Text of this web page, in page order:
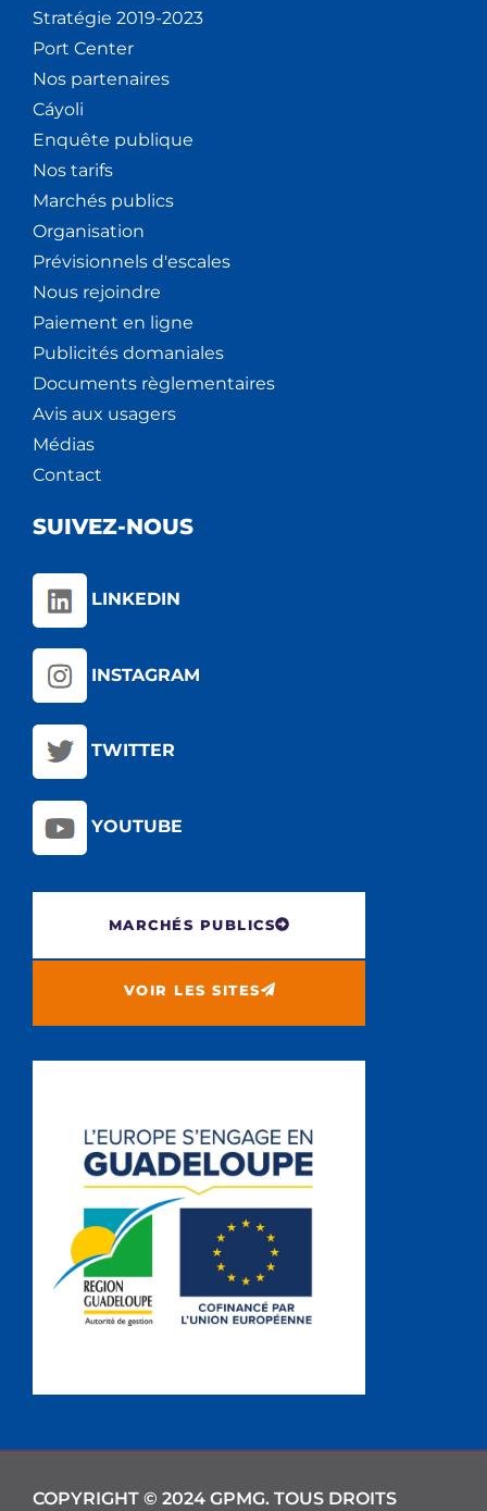
Stratégie 2019-2023
Port Center
Nos partenaires
Cáyoli
Enquête publique
Nos tarifs
Marchés publics
Organisation
Prévisionnels d'escales
Nous rejoindre
Paiement en ligne
Publicités domaniales
Documents règlementaires
Avis aux usagers
Médias
Contact
SUIVEZ-NOUS
LINKEDIN
INSTAGRAM
TWITTER
YOUTUBE
MARCHÉS PUBLICS
VOIR LES SITES
COPYRIGHT © 2024 GPMG. TOUS DROITS